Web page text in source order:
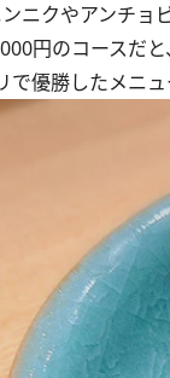
ニクやアンチョ
円のコースだ
で優勝したメニ